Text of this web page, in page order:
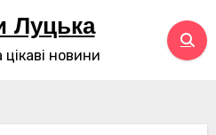
Луцька
новини